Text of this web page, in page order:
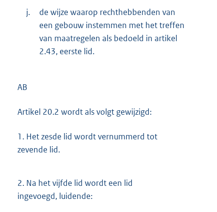
j.
de wijze waarop rechthebbenden van
een gebouw instemmen met het treffen
van maatregelen als bedoeld in artikel
2.43, eerste lid.
AB
Artikel 20.2 wordt als volgt gewijzigd:
1. Het zesde lid wordt vernummerd tot
zevende lid.
2. Na het vijfde lid wordt een lid
ingevoegd, luidende: